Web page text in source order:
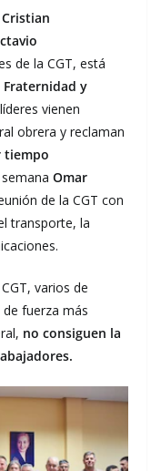
Cristian
de la CGT, está
Fraternidad y
vienen
obrera y reclaman
tiempo
Omar
de la CGT con
transporte, la
varios de
fuerza más
no consiguen la